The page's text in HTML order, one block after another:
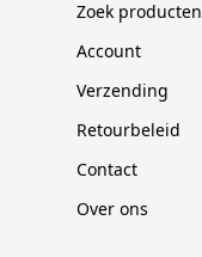
Zoek producten
Account
Verzending
Retourbeleid
Contact
Over ons